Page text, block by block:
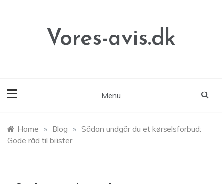
Vores-avis.dk
Menu
Home » Blog » Sådan undgår du et kørselsforbud:
Gode råd til bilister